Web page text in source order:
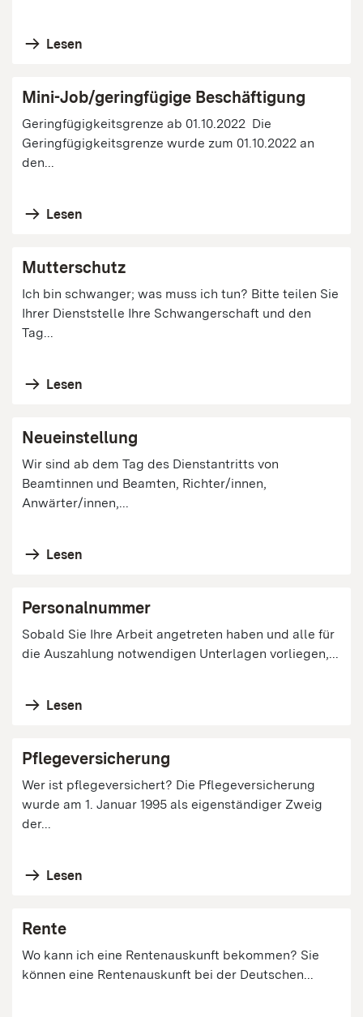
Lesen
Mini-Job/geringfügige Beschäftigung
Geringfügigkeitsgrenze ab 01.10.2022 Die
Geringfügigkeitsgrenze wurde zum 01.10.2022 an
den...
Lesen
Mutterschutz
Ich bin schwanger; was muss ich tun? Bitte teilen Sie
Ihrer Dienststelle Ihre Schwangerschaft und den
Tag...
Lesen
Neueinstellung
Wir sind ab dem Tag des Dienstantritts von
Beamtinnen und Beamten, Richter/innen,
Anwärter/innen,...
Lesen
Personalnummer
Sobald Sie Ihre Arbeit angetreten haben und alle für
die Auszahlung notwendigen Unterlagen vorliegen,...
Lesen
Pflegeversicherung
Wer ist pflegeversichert? Die Pflegeversicherung
wurde am 1. Januar 1995 als eigenständiger Zweig
der...
Lesen
Rente
Wo kann ich eine Rentenauskunft bekommen? Sie
können eine Rentenauskunft bei der Deutschen...